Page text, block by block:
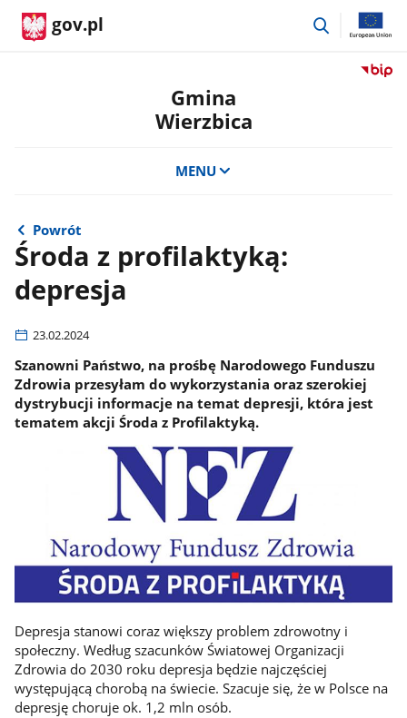
gov.pl
przejdź
Przejdź
Gmina
Wierzbica
MENU
Powrót
Środa z profilaktyką:
depresja
23.02.2024
Szanowni Państwo, na prośbę Narodowego Funduszu
Zdrowia przesyłam do wykorzystania oraz szerokiej
dystrybucji informacje na temat depresji, która jest
tematem akcji Środa z Profilaktyką.
Depresja stanowi coraz większy problem zdrowotny i
społeczny. Według szacunków Światowej Organizacji
Zdrowia do 2030 roku depresja będzie najczęściej
występującą chorobą na świecie. Szacuje się, że w Polsce na
depresję choruje ok. 1,2 mln osób.